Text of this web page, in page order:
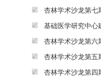
杏林学术沙龙第七
基础医学研究中心
杏林学术沙龙第六
杏林学术沙龙第五
杏林学术沙龙第四